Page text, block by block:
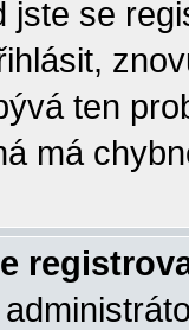
jste se
ten
má